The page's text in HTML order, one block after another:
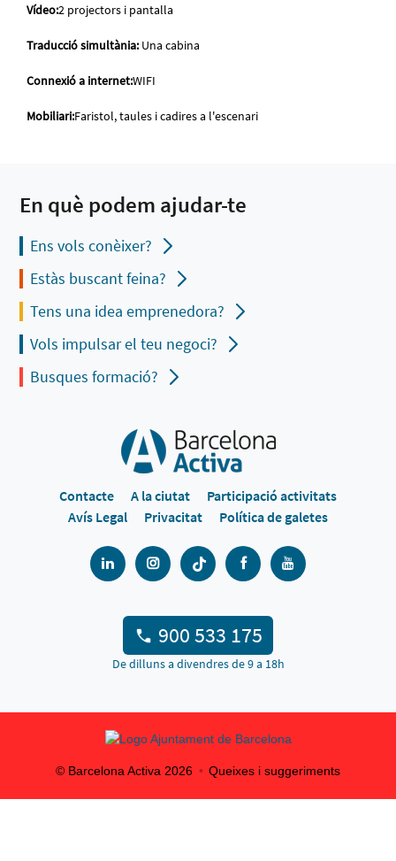
Vídeo:2 projectors i pantalla
Traducció simultània: Una cabina
Connexió a internet:WIFI
Mobiliari:Faristol, taules i cadires a l'escenari
En què podem ajudar-te
Ens vols conèixer?
Estàs buscant feina?
Tens una idea emprenedora?
Vols impulsar el teu negoci?
Busques formació?
Contacte A la ciutat
Participació activitats
Avís Legal
Privacitat Política de galetes
900 533 175
De dilluns a divendres de 9 a 18h
© Barcelona Activa 2026 Queixes i suggeriments